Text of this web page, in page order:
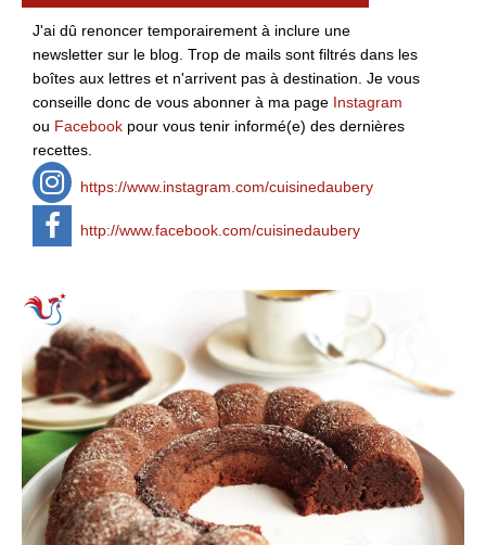
J'ai dû renoncer temporairement à inclure une
newsletter sur le blog. Trop de mails sont filtrés dans les
boîtes aux lettres et n'arrivent pas à destination. Je vous
conseille donc de vous abonner à ma page Instagram
ou Facebook pour vous tenir informé(e) des dernières
recettes.
https://www.instagram.com/cuisinedaubery
http://www.facebook.com/cuisinedaubery